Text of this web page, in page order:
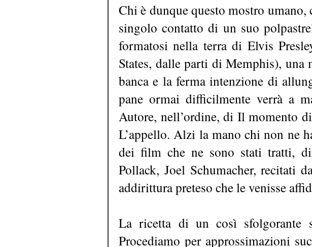
Chi è dunque questo mostro
singolo contatto di un suo
formatosi nella terra di Elvis
States, dalle parti di Memphis),
banca e la ferma intenzione di
pane ormai difficilmente verrà a
Autore, nell’ordine, di Il momento
L’appello. Alzi la mano chi non ne
dei film che ne sono stati tratti,
Pollack, Joel Schumacher, recitati
addirittura preteso che le venisse
La ricetta di un così sfolgorante
Procediamo per approssimazioni